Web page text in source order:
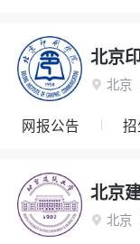
北京
 北京
网报公告
北京
 北京